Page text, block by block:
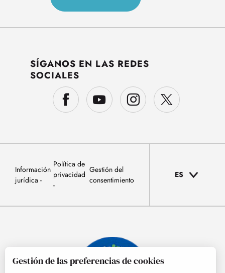
SÍGANOS EN LAS REDES
SOCIALES
Información
jurídica
Política de
privacidad
Gestión del
consentimiento
ES
Gestión de las preferencias de cookies